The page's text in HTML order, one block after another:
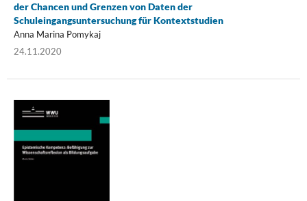
der Chancen und Grenzen von Daten der
Schuleingangsuntersuchung für Kontextstudien
Anna Marina Pomykaj
24.11.2020